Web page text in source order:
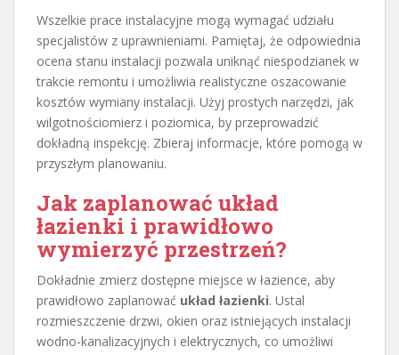
Wszelkie prace instalacyjne mogą wymagać udziału
specjalistów z uprawnieniami. Pamiętaj, że odpowiednia
ocena stanu instalacji pozwala uniknąć niespodzianek w
trakcie remontu i umożliwia realistyczne oszacowanie
kosztów wymiany instalacji. Użyj prostych narzędzi, jak
wilgotnościomierz i poziomica, by przeprowadzić
dokładną inspekcję. Zbieraj informacje, które pomogą w
przyszłym planowaniu.
Jak zaplanować układ
łazienki i prawidłowo
wymierzyć przestrzeń?
Dokładnie zmierz dostępne miejsce w łazience, aby
prawidłowo zaplanować układ łazienki. Ustal
rozmieszczenie drzwi, okien oraz istniejących instalacji
wodno-kanalizacyjnych i elektrycznych, co umożliwi